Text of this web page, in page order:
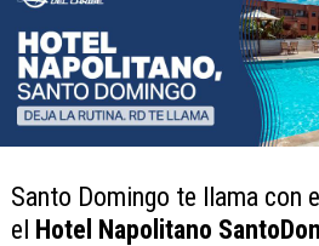
Santo Domingo te llama con
el Hotel Napolitano